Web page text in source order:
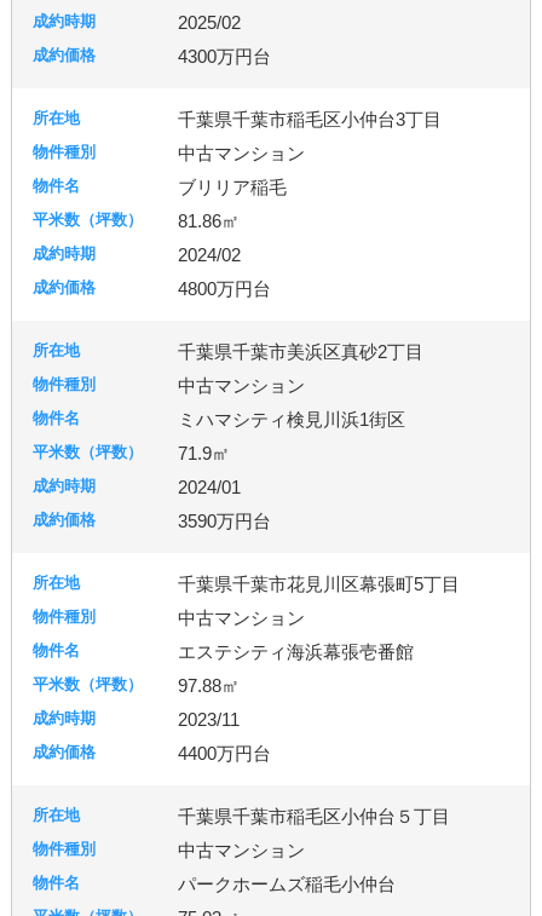
札幌市
2025/02
4300万円台
千葉県千葉市稲毛区小仲台3丁目
中古マンション
ブリリア稲毛
81.86㎡
2024/02
4800万円台
千葉県千葉市美浜区真砂2丁目
中古マンション
ミハマシティ検見川浜1街区
71.9㎡
2024/01
3590万円台
千葉県千葉市花見川区幕張町5丁目
中古マンション
エステシティ海浜幕張壱番館
97.88㎡
2023/11
4400万円台
千葉県千葉市稲毛区小仲台５丁目
中古マンション
パークホームズ稲毛小仲台